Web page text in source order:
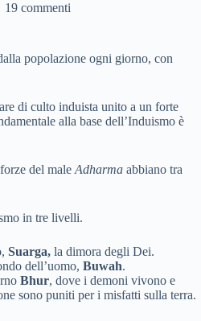
19 commenti
popolazione ogni giorno, con
di culto induista unito a un forte
alla base dell’Induismo è
del male Adharma abbiano tra
in tre livelli.
Suarga, la dimora degli Dei.
dell’uomo, Buwah.
Bhur, dove i demoni vivono e
sono puniti per i misfatti sulla terra.